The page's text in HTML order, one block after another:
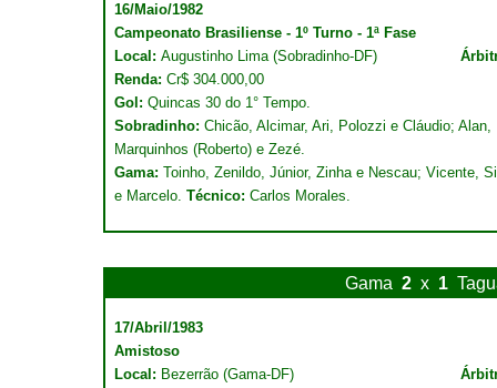
16/Maio/1982
Campeonato Brasiliense - 1º Turno - 1ª Fase
Local: Augustinho Lima (Sobradinho-DF)
Renda: Cr$ 304.000,00
Gol: Quincas 30 do 1° Tempo.
Sobradinho: Chicão, Alcimar, Ari, Polozzi e Cláudio;
Marquinhos (Roberto) e Zezé.
Gama: Toinho, Zenildo, Júnior, Zinha e Nescau; Vicente,
e Marcelo. Técnico: Carlos Morales.
Gama 2 x 1
17/Abril/1983
Amistoso
Local: Bezerrão (Gama-DF)